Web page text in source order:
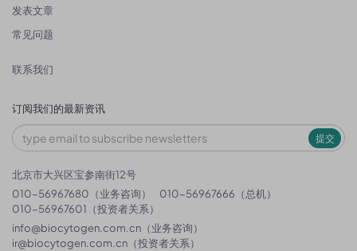
发表文章
常见问题
联系我们
订阅我们的最新资讯
提交
北京市大兴区宝参南街12号
010-56967680（业务咨询）
010-56967666（总机）
010-56967601（投资者关系）
info@biocytogen.com.cn （业务咨询）
ir@biocytogen.com.cn （投资者关系）